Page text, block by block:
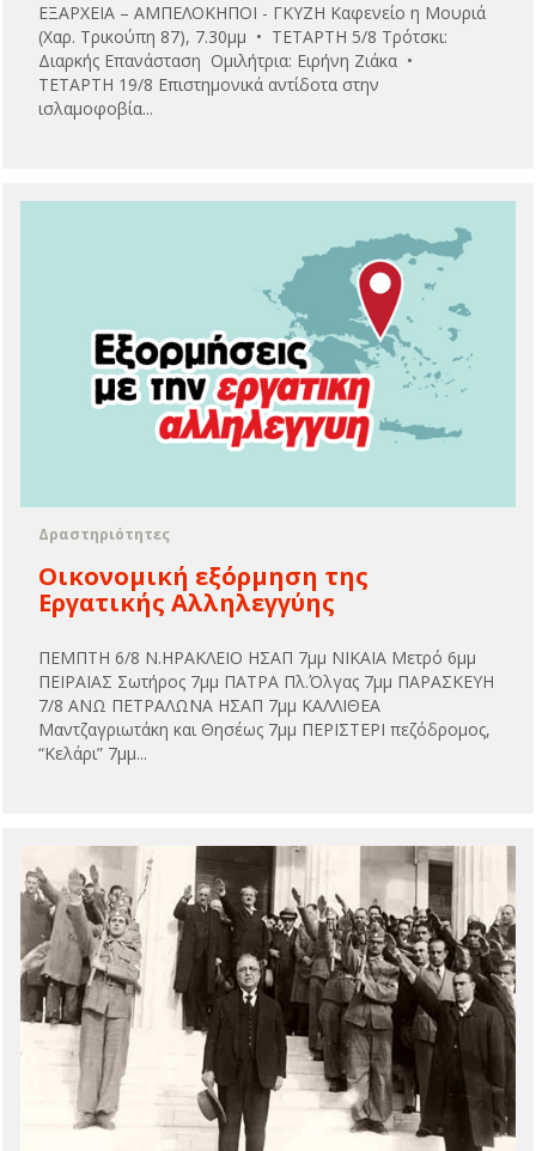
ΕΞΑΡΧΕΙΑ – ΑΜΠΕΛΟΚΗΠΟΙ - ΓΚΥΖΗ Καφενείο η Μουριά
(Χαρ. Τρικούπη 87), 7.30μμ • ΤΕΤΑΡΤΗ 5/8 Τρότσκι:
Διαρκής Επανάσταση Ομιλήτρια: Ειρήνη Ζιάκα •
ΤΕΤΑΡΤΗ 19/8 Επιστημονικά αντίδοτα στην
ισλαμοφοβία...
Δραστηριότητες
Οικονομική εξόρμηση της
Εργατικής Αλληλεγγύης
ΠΕΜΠΤΗ 6/8 Ν.ΗΡΑΚΛΕΙΟ ΗΣΑΠ 7μμ ΝΙΚΑΙΑ Μετρό 6μμ
ΠΕΙΡΑΙΑΣ Σωτήρος 7μμ ΠΑΤΡΑ Πλ.Όλγας 7μμ ΠΑΡΑΣΚΕΥΗ
7/8 ΑΝΩ ΠΕΤΡΑΛΩΝΑ ΗΣΑΠ 7μμ ΚΑΛΛΙΘΕΑ
Μαντζαγριωτάκη και Θησέως 7μμ ΠΕΡΙΣΤΕΡΙ πεζόδρομος,
“Κελάρι” 7μμ...